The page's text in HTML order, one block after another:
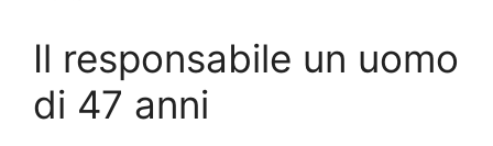
Il responsabile un uomo
di 47 anni